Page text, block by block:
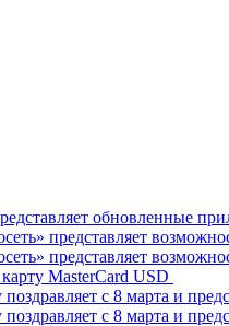
обновленные
представляет
представляет
MasterCard USD
поздравляет с 8 марта и
поздравляет с 8 марта и